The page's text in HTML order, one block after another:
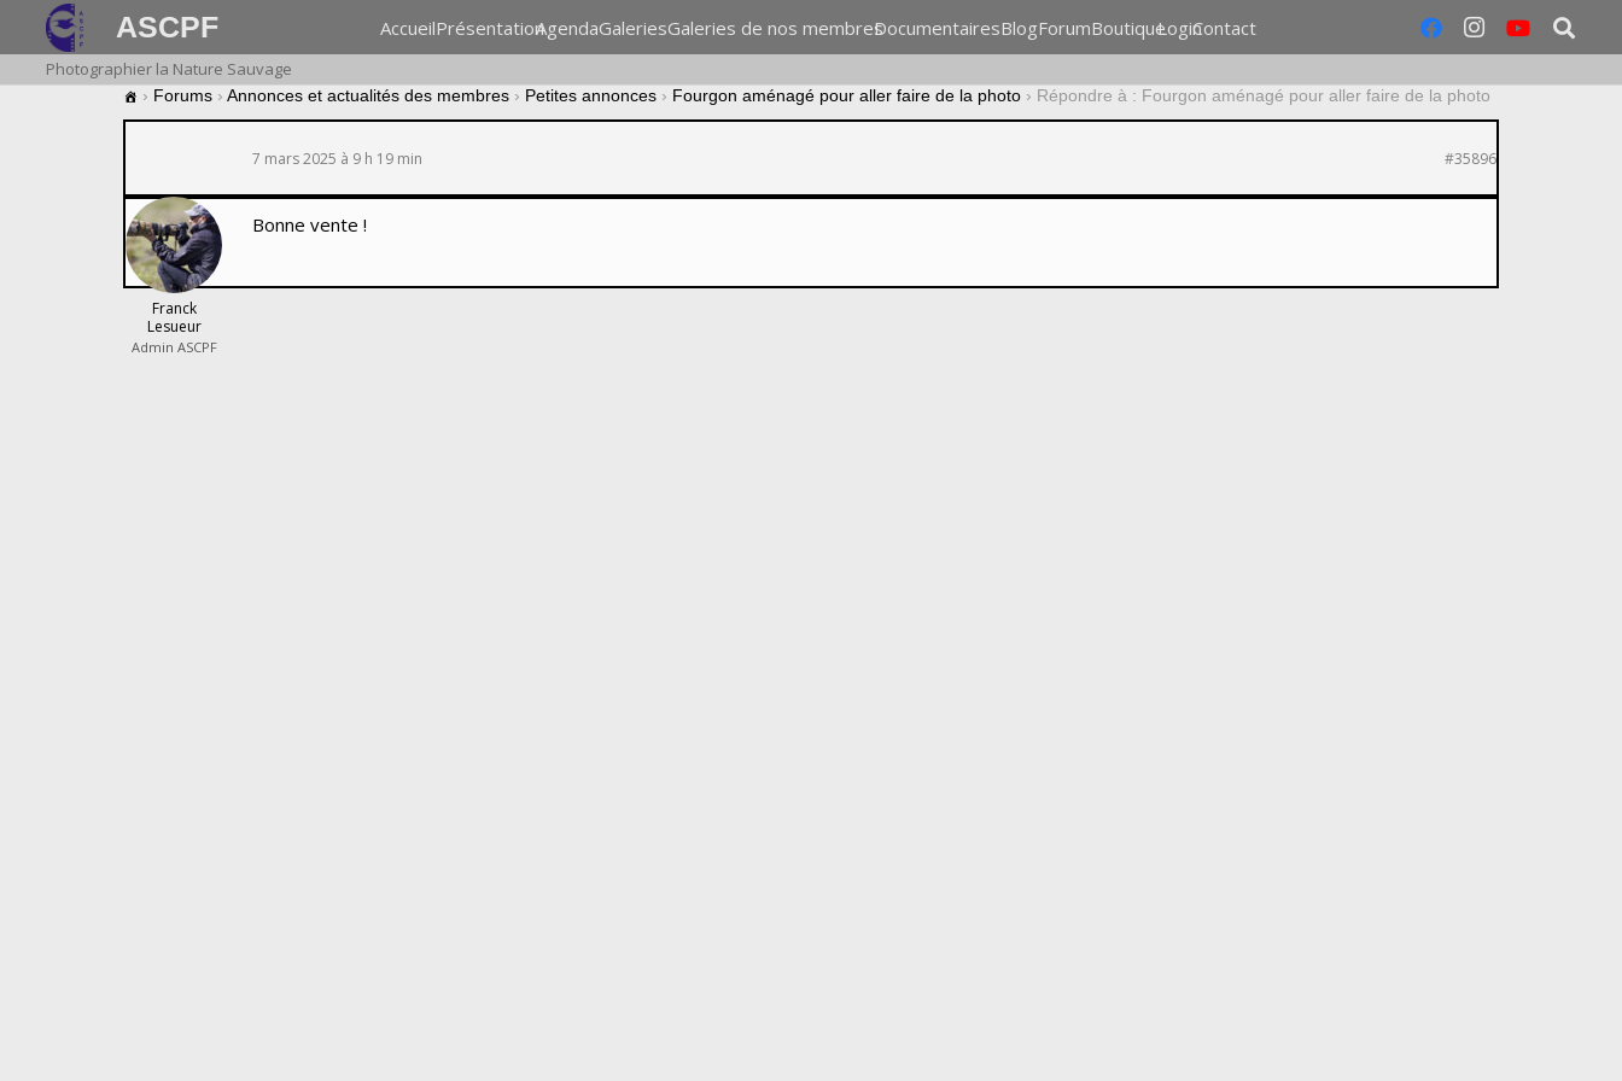
ASCPF AccueilPrésentationAgendaGaleriesGaleries de nos membresDocumentairesBlogForumBoutiqueLoginContact
Photographier la Nature Sauvage
› Forums › Annonces et actualités des membres › Petites annonces › Fourgon aménagé pour aller faire de la photo › Répondre à : Fourgon aménagé pour aller faire de la photo
7 mars 2025 à 9 h 19 min #35896
Franck
Lesueur
Admin ASCPF
Bonne vente !